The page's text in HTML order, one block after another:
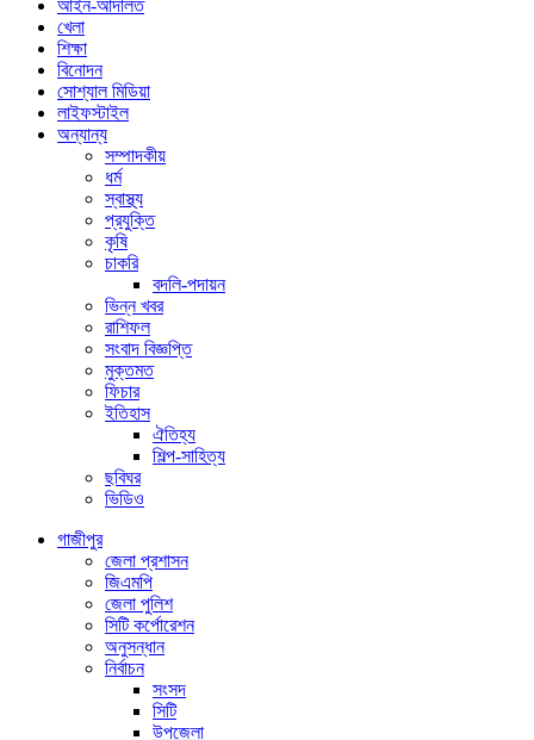
আইন-আদালত
খেলা
শিক্ষা
বিনোদন
সোশ্যাল মিডিয়া
লাইফস্টাইল
অন্যান্য
সম্পাদকীয়
ধর্ম
স্বাস্থ্য
প্রযুক্তি
কৃষি
চাকরি
বদলি-পদায়ন
ভিন্ন খবর
রাশিফল
সংবাদ বিজ্ঞপ্তি
মুক্তমত
ফিচার
ইতিহাস
ঐতিহ্য
শিল্প-সাহিত্য
ছবিঘর
ভিডিও
গাজীপুর
জেলা প্রশাসন
জিএমপি
জেলা পুলিশ
সিটি কর্পোরেশন
অনুসন্ধান
নির্বাচন
সংসদ
সিটি
উপজেলা